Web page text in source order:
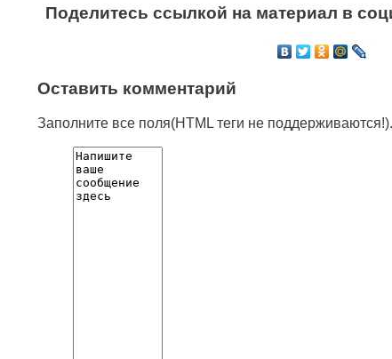
Поделитесь ссылкой на материал в
Оставить комментарий
Заполните все поля(HTML теги не поддерживаются!).